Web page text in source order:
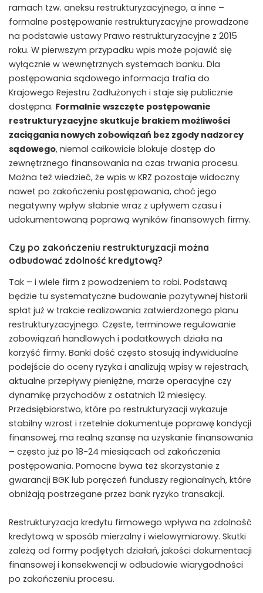
ramach tzw. aneksu restrukturyzacyjnego, a inne –
formalne postępowanie restrukturyzacyjne prowadzone
na podstawie ustawy Prawo restrukturyzacyjne z 2015
roku. W pierwszym przypadku wpis może pojawić się
wyłącznie w wewnętrznych systemach banku. Dla
postępowania sądowego informacja trafia do
Krajowego Rejestru Zadłużonych i staje się publicznie
dostępna. Formalnie wszczęte postępowanie
restrukturyzacyjne skutkuje brakiem możliwości
zaciągania nowych zobowiązań bez zgody nadzorcy
sądowego, niemal całkowicie blokuje dostęp do
zewnętrznego finansowania na czas trwania procesu.
Można też wiedzieć, że wpis w KRZ pozostaje widoczny
nawet po zakończeniu postępowania, choć jego
negatywny wpływ słabnie wraz z upływem czasu i
udokumentowaną poprawą wyników finansowych firmy.
Czy po zakończeniu restrukturyzacji można
odbudować zdolność kredytową?
Tak – i wiele firm z powodzeniem to robi. Podstawą
będzie tu systematyczne budowanie pozytywnej historii
spłat już w trakcie realizowania zatwierdzonego planu
restrukturyzacyjnego. Częste, terminowe regulowanie
zobowiązań handlowych i podatkowych działa na
korzyść firmy. Banki dość często stosują indywidualne
podejście do oceny ryzyka i analizują wpisy w rejestrach,
aktualne przepływy pieniężne, marże operacyjne czy
dynamikę przychodów z ostatnich 12 miesięcy.
Przedsiębiorstwo, które po restrukturyzacji wykazuje
stabilny wzrost i rzetelnie dokumentuje poprawę kondycji
finansowej, ma realną szansę na uzyskanie finansowania
– często już po 18-24 miesiącach od zakończenia
postępowania. Pomocne bywa też skorzystanie z
gwarancji BGK lub poręczeń funduszy regionalnych, które
obniżają postrzegane przez bank ryzyko transakcji.
Restrukturyzacja kredytu firmowego wpływa na zdolność
kredytową w sposób mierzalny i wielowymiarowy. Skutki
zależą od formy podjętych działań, jakości dokumentacji
finansowej i konsekwencji w odbudowie wiarygodności
po zakończeniu procesu.